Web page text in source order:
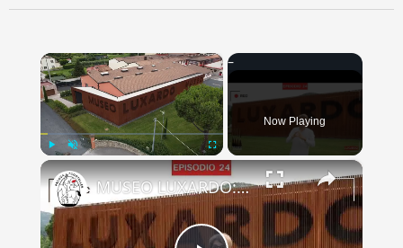
×
Fullscreen
Now Playing
×
MUSEO LUXARDO: Un Viaggio nel Tempo e nel Gusto